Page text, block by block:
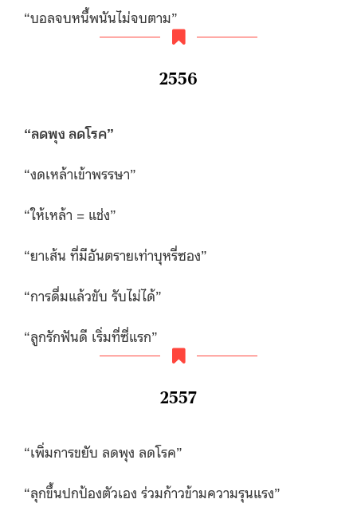
“บอลจบหนี้พนันไม่จบตาม”
2556
“ลดพุง ลดโรค”
“งดเหล้าเข้าพรรษา”
“ให้เหล้า = แช่ง”
“ยาเส้น ที่มีอันตรายเท่าบุหรี่ซอง”
“การดื่มแล้วขับ รับไม่ได้”
“ลูกรักฟันดี เริ่มที่ซี่แรก”
2557
“เพิ่มการขยับ ลดพุง ลดโรค”
“ลุกขึ้นปกป้องตัวเอง ร่วมก้าวข้ามความรุนแรง”